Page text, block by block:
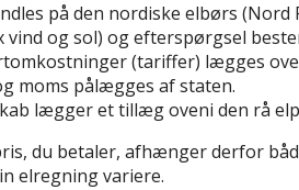
på den nordiske elbørs
vind og sol) og efterspørgsel
(tariffer) lægges
moms pålægges af staten.
lægger et tillæg oveni den rå
du betaler, afhænger derfor
elregning variere.